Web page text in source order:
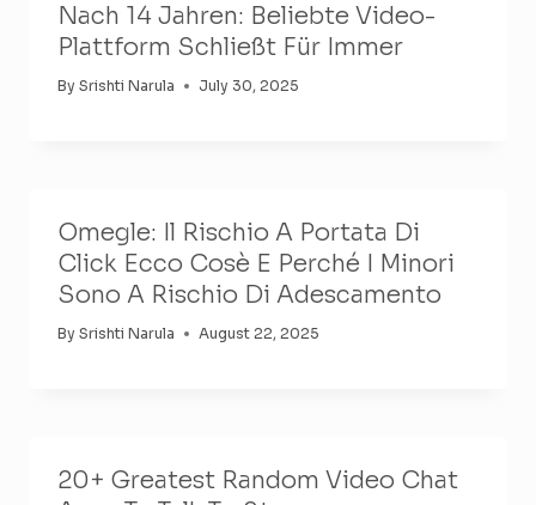
Nach 14 Jahren: Beliebte Video-
Plattform Schließt Für Immer
By Srishti Narula July 30, 2025
Omegle: Il Rischio A Portata Di
Click Ecco Cosè E Perché I Minori
Sono A Rischio Di Adescamento
By Srishti Narula August 22, 2025
20+ Greatest Random Video Chat